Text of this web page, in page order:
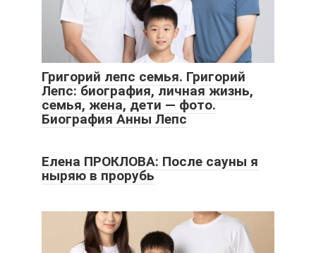
Григорий лепс семья. Григорий
Лепс: биография, личная жизнь,
семья, жена, дети — фото.
Биография Анны Лепс
Елена ПРОКЛОВА: После сауны я
ныряю в прорубь